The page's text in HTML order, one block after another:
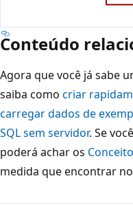
Conteúdo
Agora que você já sabe
saiba como criar
carregar dados de
SQL sem servidor. Se
poderá achar os
medida que encontrar